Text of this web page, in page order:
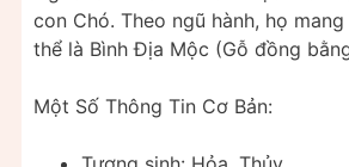
con Chó. Theo ngũ hành, họ
thể là Bình Địa Mộc (Gỗ đồng
Một Số Thông Tin Cơ Bản: